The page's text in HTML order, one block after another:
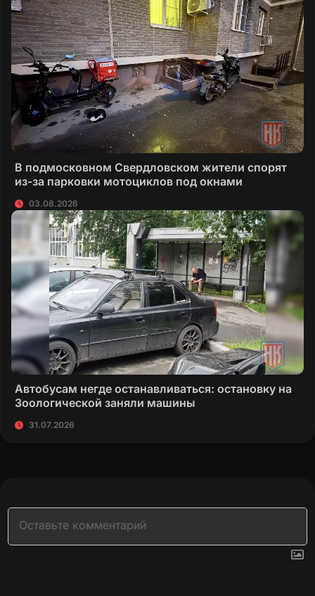
В подмосковном Свердловском жители спорят
из-за парковки мотоциклов под окнами
03.08.2026
Автобусам негде останавливаться: остановку на
Зоологической заняли машины
31.07.2026